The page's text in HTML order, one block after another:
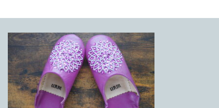
子カテゴリ
価格帯